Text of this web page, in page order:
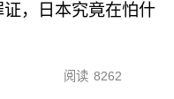
证，日本究竟在怕什
阅读 8262